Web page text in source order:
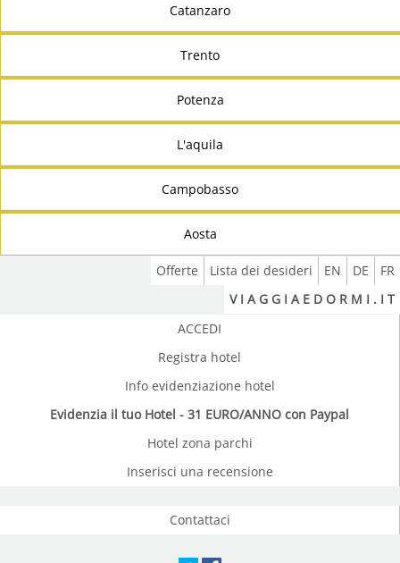
Catanzaro
Trento
Potenza
L'aquila
Campobasso
Aosta
FR
DE
EN
Lista dei desideri
Offerte
V I A G G I A E D O R M I . I T
ACCEDI
Registra hotel
Info evidenziazione hotel
Evidenzia il tuo Hotel - 31 EURO/ANNO con Paypal
Hotel zona parchi
Inserisci una recensione
Contattaci